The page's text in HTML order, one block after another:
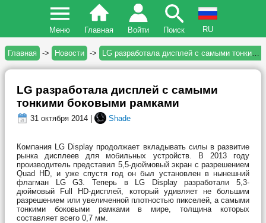
Меню Главная Войти Поиск RU
Главная -> Новости -> LG разработала дисплей с самыми тонкими боковыми рамками
LG разработала дисплей с самыми
тонкими боковыми рамками
31 октября 2014 | Shade
Компания LG Display продолжает вкладывать силы в развитие
рынка дисплеев для мобильных устройств. В 2013 году
производитель представил 5,5-дюймовый экран с разрешением
Quad HD, и уже спустя год он был установлен в нынешний
флагман LG G3. Теперь в LG Display разработали 5,3-
дюймовый Full HD-дисплей, который удивляет не большим
разрешением или увеличенной плотностью пикселей, а самыми
тонкими боковыми рамками в мире, толщина которых
составляет всего 0,7 мм.